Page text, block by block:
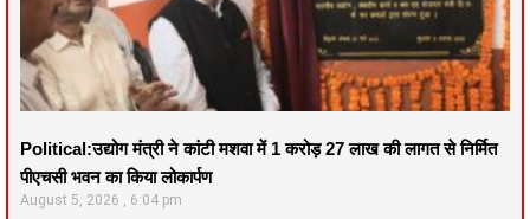
Political:उद्योग मंत्री ने कांटी मशवा में 1 करोड़ 27 लाख की लागत से निर्मित
पीएचसी भवन का किया लोकार्पण
August 5, 2026 6:04 pm